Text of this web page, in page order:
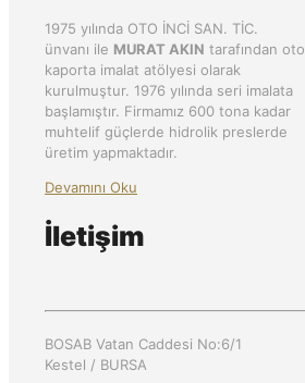
1975 yılında OTO İNCİ SAN. TİC.
ünvanı ile MURAT AKIN tarafından oto
kaporta imalat atölyesi olarak
kurulmuştur. 1976 yılında seri imalata
başlamıştır. Firmamız 600 tona kadar
muhtelif güçlerde hidrolik preslerde
üretim yapmaktadır.
Devamını Oku
İletişim
BOSAB Vatan Caddesi No:6/1
Kestel / BURSA